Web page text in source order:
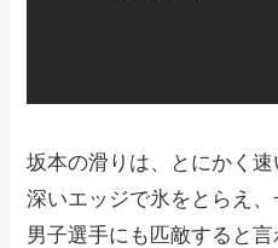
坂本の滑りは、とにかく速
深いエッジで氷をとらえ
男子選手にも匹敵すると